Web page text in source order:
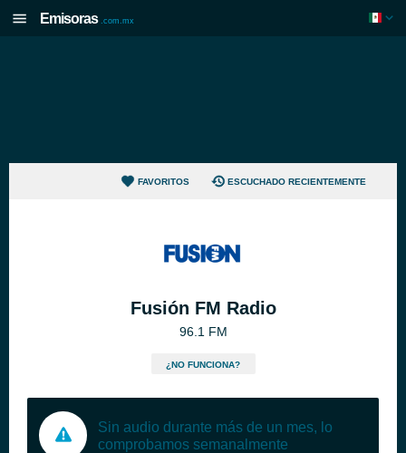
Emisoras .com.mx
FAVORITOS ESCUCHADO RECIENTEMENTE
Fusión FM Radio
96.1 FM
¿NO FUNCIONA?
Sin audio durante más de un mes, lo
comprobamos semanalmente